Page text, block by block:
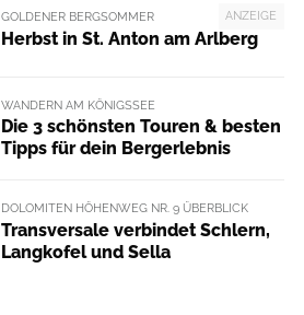
ANZEIGE
GOLDENER BERGSOMMER
Herbst in St. Anton am Arlberg
WANDERN AM KÖNIGSSEE
Die 3 schönsten Touren & besten
Tipps für dein Bergerlebnis
DOLOMITEN HÖHENWEG NR. 9 ÜBERBLICK
Transversale verbindet Schlern,
Langkofel und Sella